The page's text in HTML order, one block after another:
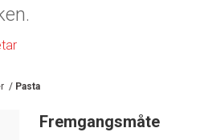
/ Pasta
Fremgangsmåte